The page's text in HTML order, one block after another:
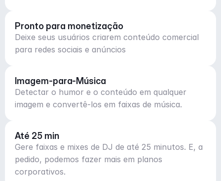
Pronto para monetização
Deixe seus usuários criarem conteúdo comercial
para redes sociais e anúncios
Imagem-para-Música
Detectar o humor e o conteúdo em qualquer
imagem e convertê-los em faixas de música.
Até 25 min
Gere faixas e mixes de DJ de até 25 minutos. E, a
pedido, podemos fazer mais em planos
corporativos.